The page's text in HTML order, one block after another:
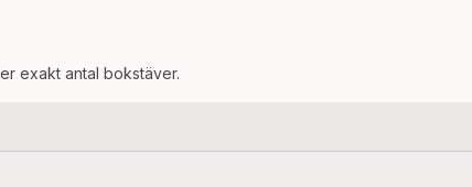
exakt antal bokstäver.